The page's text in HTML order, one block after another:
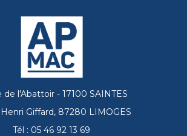
de l'Abattoir - 17100 SAINTES
Giffard, 87280 LIMOGES
Tél : 05 46 92 13 69